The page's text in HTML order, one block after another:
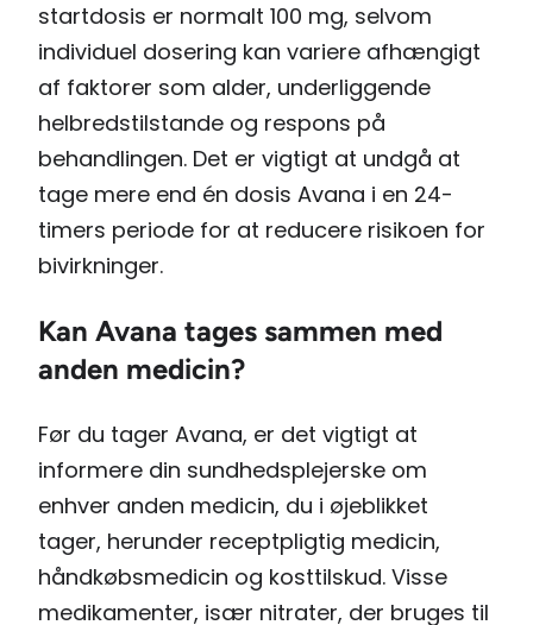
startdosis er normalt 100 mg, selvom
individuel dosering kan variere afhængigt
af faktorer som alder, underliggende
helbredstilstande og respons på
behandlingen. Det er vigtigt at undgå at
tage mere end én dosis Avana i en 24-
timers periode for at reducere risikoen for
bivirkninger.
Kan Avana tages sammen med
anden medicin?
Før du tager Avana, er det vigtigt at
informere din sundhedsplejerske om
enhver anden medicin, du i øjeblikket
tager, herunder receptpligtig medicin,
håndkøbsmedicin og kosttilskud. Visse
medikamenter, især nitrater, der bruges til